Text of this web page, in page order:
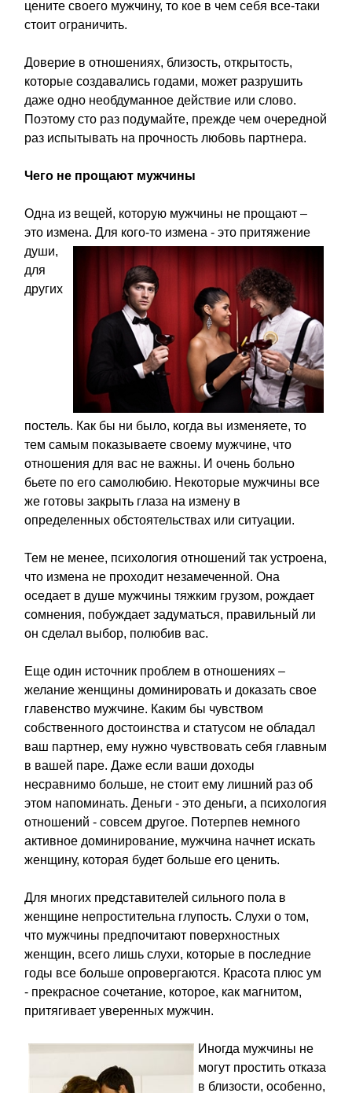
цените своего мужчину, то кое в чем себя все-таки
стоит ограничить.
Доверие в отношениях, близость, открытость,
которые создавались годами, может разрушить
даже одно необдуманное действие или слово.
Поэтому сто раз подумайте, прежде чем очередной
раз испытывать на прочность любовь партнера.
Чего не прощают мужчины
Одна из вещей, которую мужчины не прощают –
это измена. Для кого-то измена - это притяжение
души,
для
других
постель. Как бы ни было, когда вы изменяете, то
тем самым показываете своему мужчине, что
отношения для вас не важны. И очень больно
бьете по его самолюбию. Некоторые мужчины все
же готовы закрыть глаза на измену в
определенных обстоятельствах или ситуации.
Тем не менее, психология отношений так устроена,
что измена не проходит незамеченной. Она
оседает в душе мужчины тяжким грузом, рождает
сомнения, побуждает задуматься, правильный ли
он сделал выбор, полюбив вас.
Еще один источник проблем в отношениях –
желание женщины доминировать и доказать свое
главенство мужчине. Каким бы чувством
собственного достоинства и статусом не обладал
ваш партнер, ему нужно чувствовать себя главным
в вашей паре. Даже если ваши доходы
несравнимо больше, не стоит ему лишний раз об
этом напоминать. Деньги - это деньги, а психология
отношений - совсем другое. Потерпев немного
активное доминирование, мужчина начнет искать
женщину, которая будет больше его ценить.
Для многих представителей сильного пола в
женщине непростительна глупость. Слухи о том,
что мужчины предпочитают поверхностных
женщин, всего лишь слухи, которые в последние
годы все больше опровергаются. Красота плюс ум
- прекрасное сочетание, которое, как магнитом,
притягивает уверенных мужчин.
Иногда мужчины не
могут простить отказа
в близости, особенно,